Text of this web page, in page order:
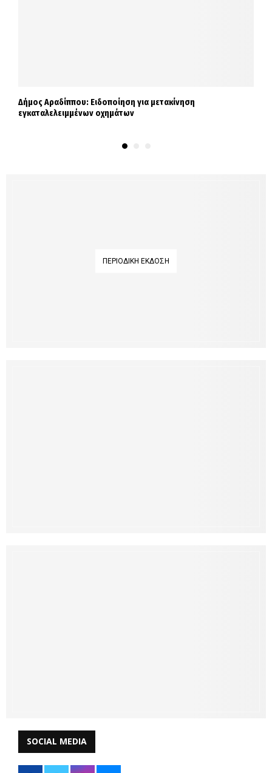
Δήμος Αραδίππου: Ειδοποίηση για μετακίνηση
εγκαταλελειμμένων οχημάτων
ΠΕΡΙΟΔΙΚΉ ΈΚΔΟΣΗ
SOCIAL MEDIA